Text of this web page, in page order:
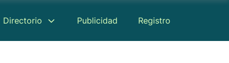
Directorio Publicidad Registro